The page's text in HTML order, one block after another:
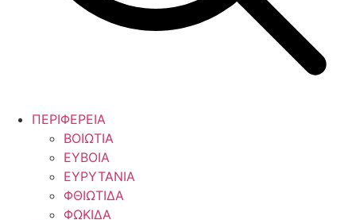
ΠΕΡΙΦΕΡΕΙΑ
ΒΟΙΩΤΙΑ
ΕΥΒΟΙΑ
ΕΥΡΥΤΑΝΙΑ
ΦΘΙΩΤΙΔΑ
ΦΩΚΙΔΑ